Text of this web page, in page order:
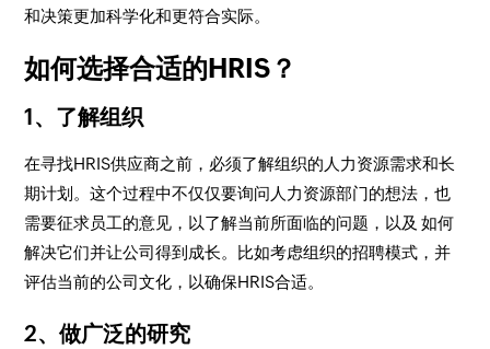
和决策更加科学化和更符合实际。
如何选择合适的HRIS？
1、了解组织
在寻找HRIS供应商之前，必须了解组织的人力资源需求和长
期计划。这个过程中不仅仅要询问人力资源部门的想法，也
需要征求员工的意见，以了解当前所面临的问题，以及 如何
解决它们并让公司得到成长。比如考虑组织的招聘模式，并
评估当前的公司文化，以确保HRIS合适。
2、做广泛的研究